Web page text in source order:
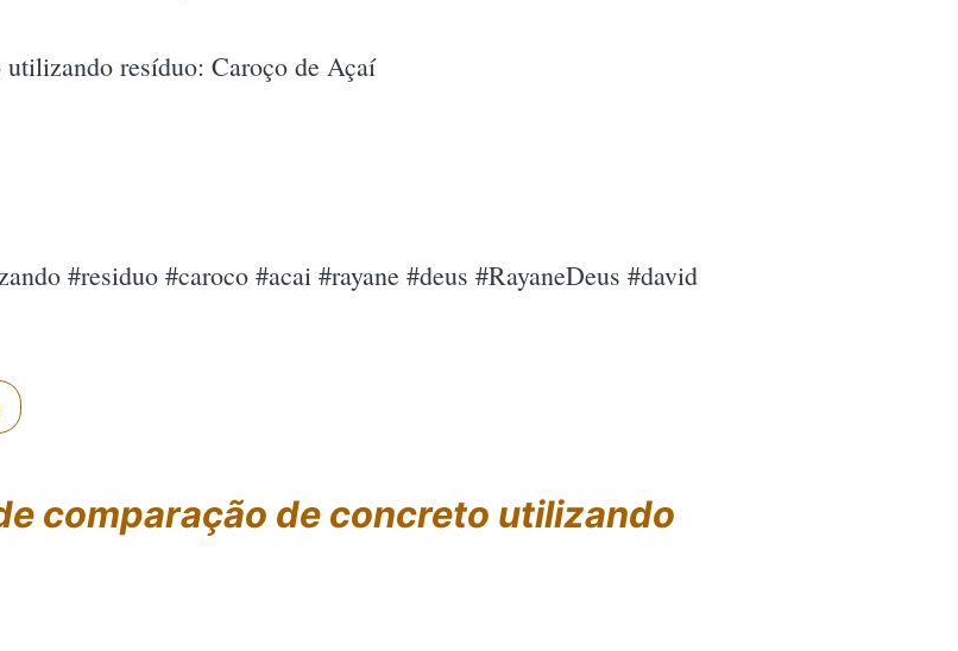
resíduo: Caroço de Açaí
#residuo #caroco #acai #rayane #deus #RayaneDeus #david
comparação de concreto utilizando